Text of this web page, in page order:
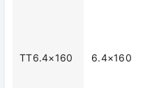
TT6.4×160 6.4×160